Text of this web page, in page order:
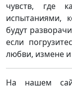
чувств, где
испытаниями,
будут
если
любви, измене
На нашем